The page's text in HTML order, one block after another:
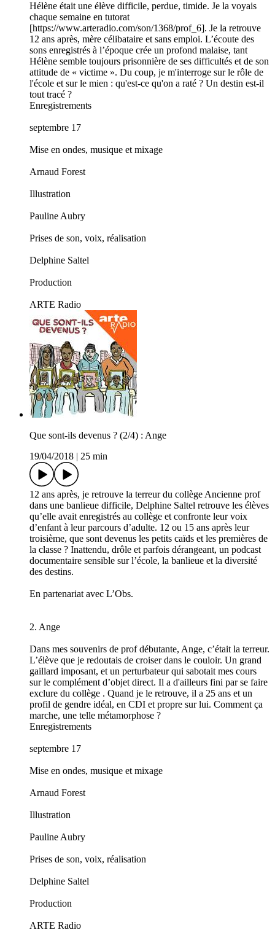
Hélène était une élève difficile, perdue, timide. Je la voyais
chaque semaine en tutorat
[https://www.arteradio.com/son/1368/prof_6]. Je la retrouve
12 ans après, mère célibataire et sans emploi. L’écoute des
sons enregistrés à l’époque crée un profond malaise, tant
Hélène semble toujours prisonnière de ses difficultés et de son
attitude de « victime ». Du coup, je m'interroge sur le rôle de
l'école et sur le mien : qu'est-ce qu'on a raté ? Un destin est-il
tout tracé ?
Enregistrements
septembre 17
Mise en ondes, musique et mixage
Arnaud Forest
Illustration
Pauline Aubry
Prises de son, voix, réalisation
Delphine Saltel
Production
ARTE Radio
Que sont-ils devenus ? (2/4) : Ange
19/04/2018
25 min
12 ans après, je retrouve la terreur du collège Ancienne prof
dans une banlieue difficile, Delphine Saltel retrouve les élèves
qu’elle avait enregistrés au collège et confronte leur voix
d’enfant à leur parcours d’adulte. 12 ou 15 ans après leur
troisième, que sont devenus les petits caïds et les premières de
la classe ? Inattendu, drôle et parfois dérangeant, un podcast
documentaire sensible sur l’école, la banlieue et la diversité
des destins.
En partenariat avec L’Obs.
2. Ange
Dans mes souvenirs de prof débutante, Ange, c’était la terreur.
L’élève que je redoutais de croiser dans le couloir. Un grand
gaillard imposant, et un perturbateur qui sabotait mes cours
sur le complément d’objet direct. Il a d'ailleurs fini par se faire
exclure du collège . Quand je le retrouve, il a 25 ans et un
profil de gendre idéal, en CDI et propre sur lui. Comment ça
marche, une telle métamorphose ?
Enregistrements
septembre 17
Mise en ondes, musique et mixage
Arnaud Forest
Illustration
Pauline Aubry
Prises de son, voix, réalisation
Delphine Saltel
Production
ARTE Radio